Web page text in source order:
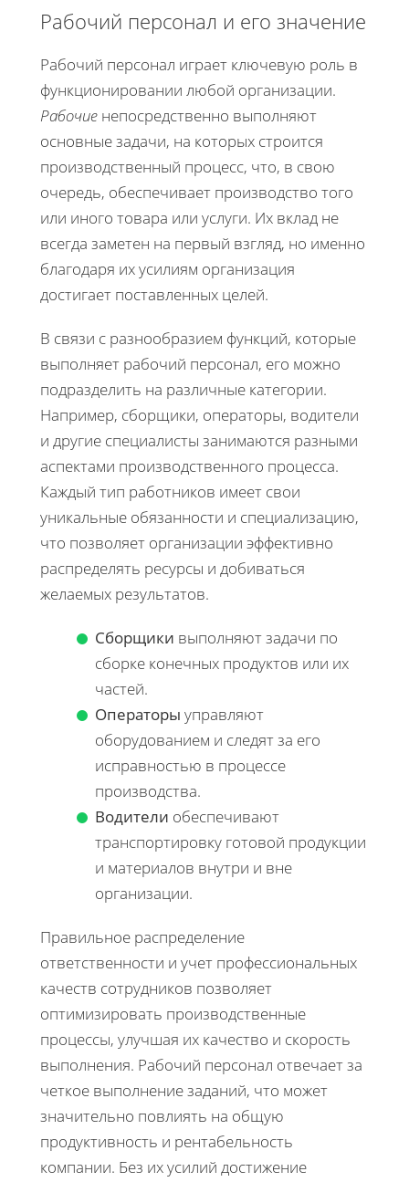
Рабочий персонал и его значение
Рабочий персонал играет ключевую роль в
функционировании любой организации.
Рабочие непосредственно выполняют
основные задачи, на которых строится
производственный процесс, что, в свою
очередь, обеспечивает производство того
или иного товара или услуги. Их вклад не
всегда заметен на первый взгляд, но именно
благодаря их усилиям организация
достигает поставленных целей.
В связи с разнообразием функций, которые
выполняет рабочий персонал, его можно
подразделить на различные категории.
Например, сборщики, операторы, водители
и другие специалисты занимаются разными
аспектами производственного процесса.
Каждый тип работников имеет свои
уникальные обязанности и специализацию,
что позволяет организации эффективно
распределять ресурсы и добиваться
желаемых результатов.
Сборщики выполняют задачи по
сборке конечных продуктов или их
частей.
Операторы управляют
оборудованием и следят за его
исправностью в процессе
производства.
Водители обеспечивают
транспортировку готовой продукции
и материалов внутри и вне
организации.
Правильное распределение
ответственности и учет профессиональных
качеств сотрудников позволяет
оптимизировать производственные
процессы, улучшая их качество и скорость
выполнения. Рабочий персонал отвечает за
четкое выполнение заданий, что может
значительно повлиять на общую
продуктивность и рентабельность
компании. Без их усилий достижение